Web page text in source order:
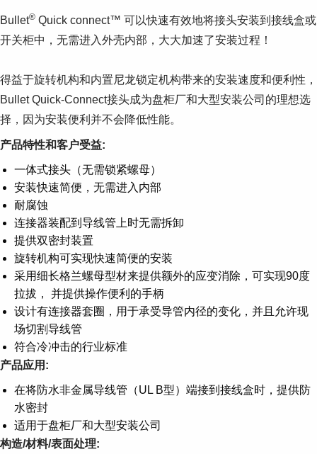
Suggestions
See more products
Shopping list preview
0
Bullet® Quick connect™ 可以快速有效地将接头安装到接线盒或
开关柜中，无需进入外壳内部，大大加速了安装过程！
得益于旋转机构和内置尼龙锁定机构带来的安装速度和便利性，
Bullet Quick-Connect接头成为盘柜厂和大型安装公司的理想选
择，因为安装便利并不会降低性能。
产品特性和客户受益:
一体式接头（无需锁紧螺母）
安装快速简便，无需进入内部
耐腐蚀
连接器装配到导线管上时无需拆卸
提供双密封装置
旋转机构可实现快速简便的安装
采用细长格兰螺母型材来提供额外的应变消除，可实现90度
拉拔， 并提供操作便利的手柄
设计有连接器套圈，用于承受导管内径的变化，并且允许现
场切割导线管
符合冷冲击的行业标准
产品应用:
在将防水非金属导线管（UL B型）端接到接线盒时，提供防
水密封
适用于盘柜厂和大型安装公司
构造/材料/表面处理: